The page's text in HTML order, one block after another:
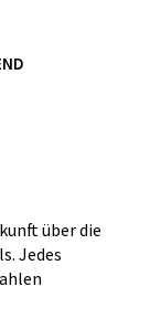
über die
Jedes